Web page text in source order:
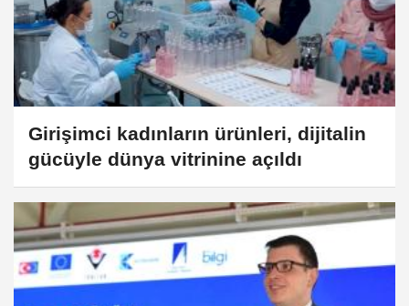
Girişimci kadınların ürünleri, dijitalin
gücüyle dünya vitrinine açıldı